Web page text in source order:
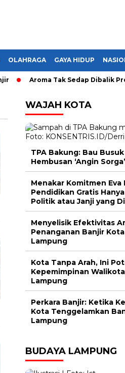
OLAHRAGA GAYA HIDUP
Aroma Tak Sedap Dibalik Proyek
WAJAH KOTA
TPA Bakung: Bau
Hembusan ‘Angin
Menakar Komitmen Eva
Pendidikan Gratis
Politik atau Janji yang
Menyelisik Efektivitas
Penanganan Banjir
Lampung
Kota Tanpa Arah, Ini
Kepemimpinan
Lampung
Perkara Banjir: Ketika
Kota Tenggelamkan
Lampung
BUDAYA LAMPUNG